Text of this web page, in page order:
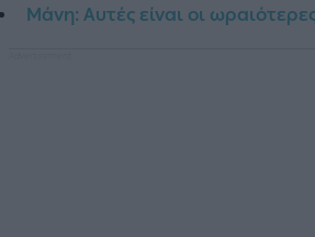
Μάνη: Αυτές είναι οι